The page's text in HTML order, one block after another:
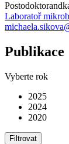
Laboratoř
Publikace
Vyberte rok
2025
2024
2020
Filtrovat